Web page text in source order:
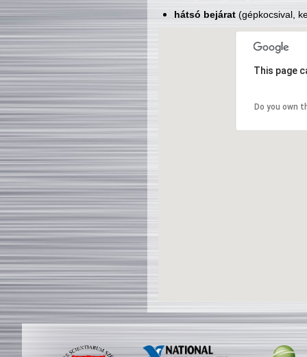
hátsó bejárat(gépkocsival,
This page
Do you own